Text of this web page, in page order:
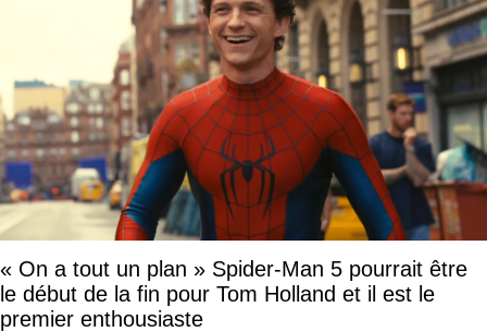
« On a tout un plan » Spider-Man 5 pourrait être
le début de la fin pour Tom Holland et il est le
premier enthousiaste